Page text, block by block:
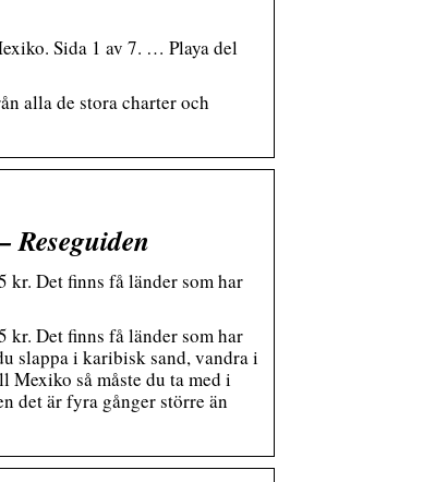
Sida 1 av 7. … Playa del
alla de stora charter och
Det finns få länder som har
Det finns få länder som har
slappa i karibisk sand, vandra i
Mexiko så måste du ta med i
det är fyra gånger större än